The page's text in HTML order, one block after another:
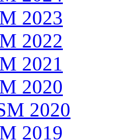
2023
2022
2021
2020
2020
2019